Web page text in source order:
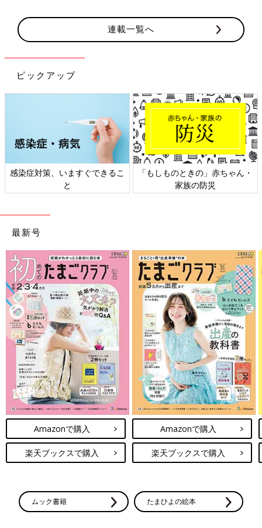
連載一覧へ
ピックアップ
感染症対策、いますぐできるこ
と
「もしものときの」赤ちゃん・
家族の防災
最新号
Amazonで購入
楽天ブックスで購入
Amazonで購入
楽天ブックスで購入
ムック書籍 たまひよの絵本